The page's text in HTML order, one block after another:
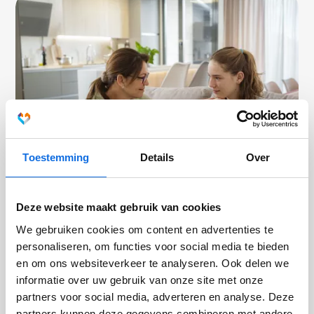
Toestemming Details Over
Deze website maakt gebruik van cookies
We gebruiken cookies om content en advertenties te
personaliseren, om functies voor social media te bieden
en om ons websiteverkeer te analyseren. Ook delen we
informatie over uw gebruik van onze site met onze
partners voor social media, adverteren en analyse. Deze
Waarom IGT-K juist bij pleegkinderen helpt
Waarom praten over trauma soms niet lukt bij pleegkinderen
en hoe IGT-K begint bij veiligheid en vertrouwen in plaats van
verwerking.